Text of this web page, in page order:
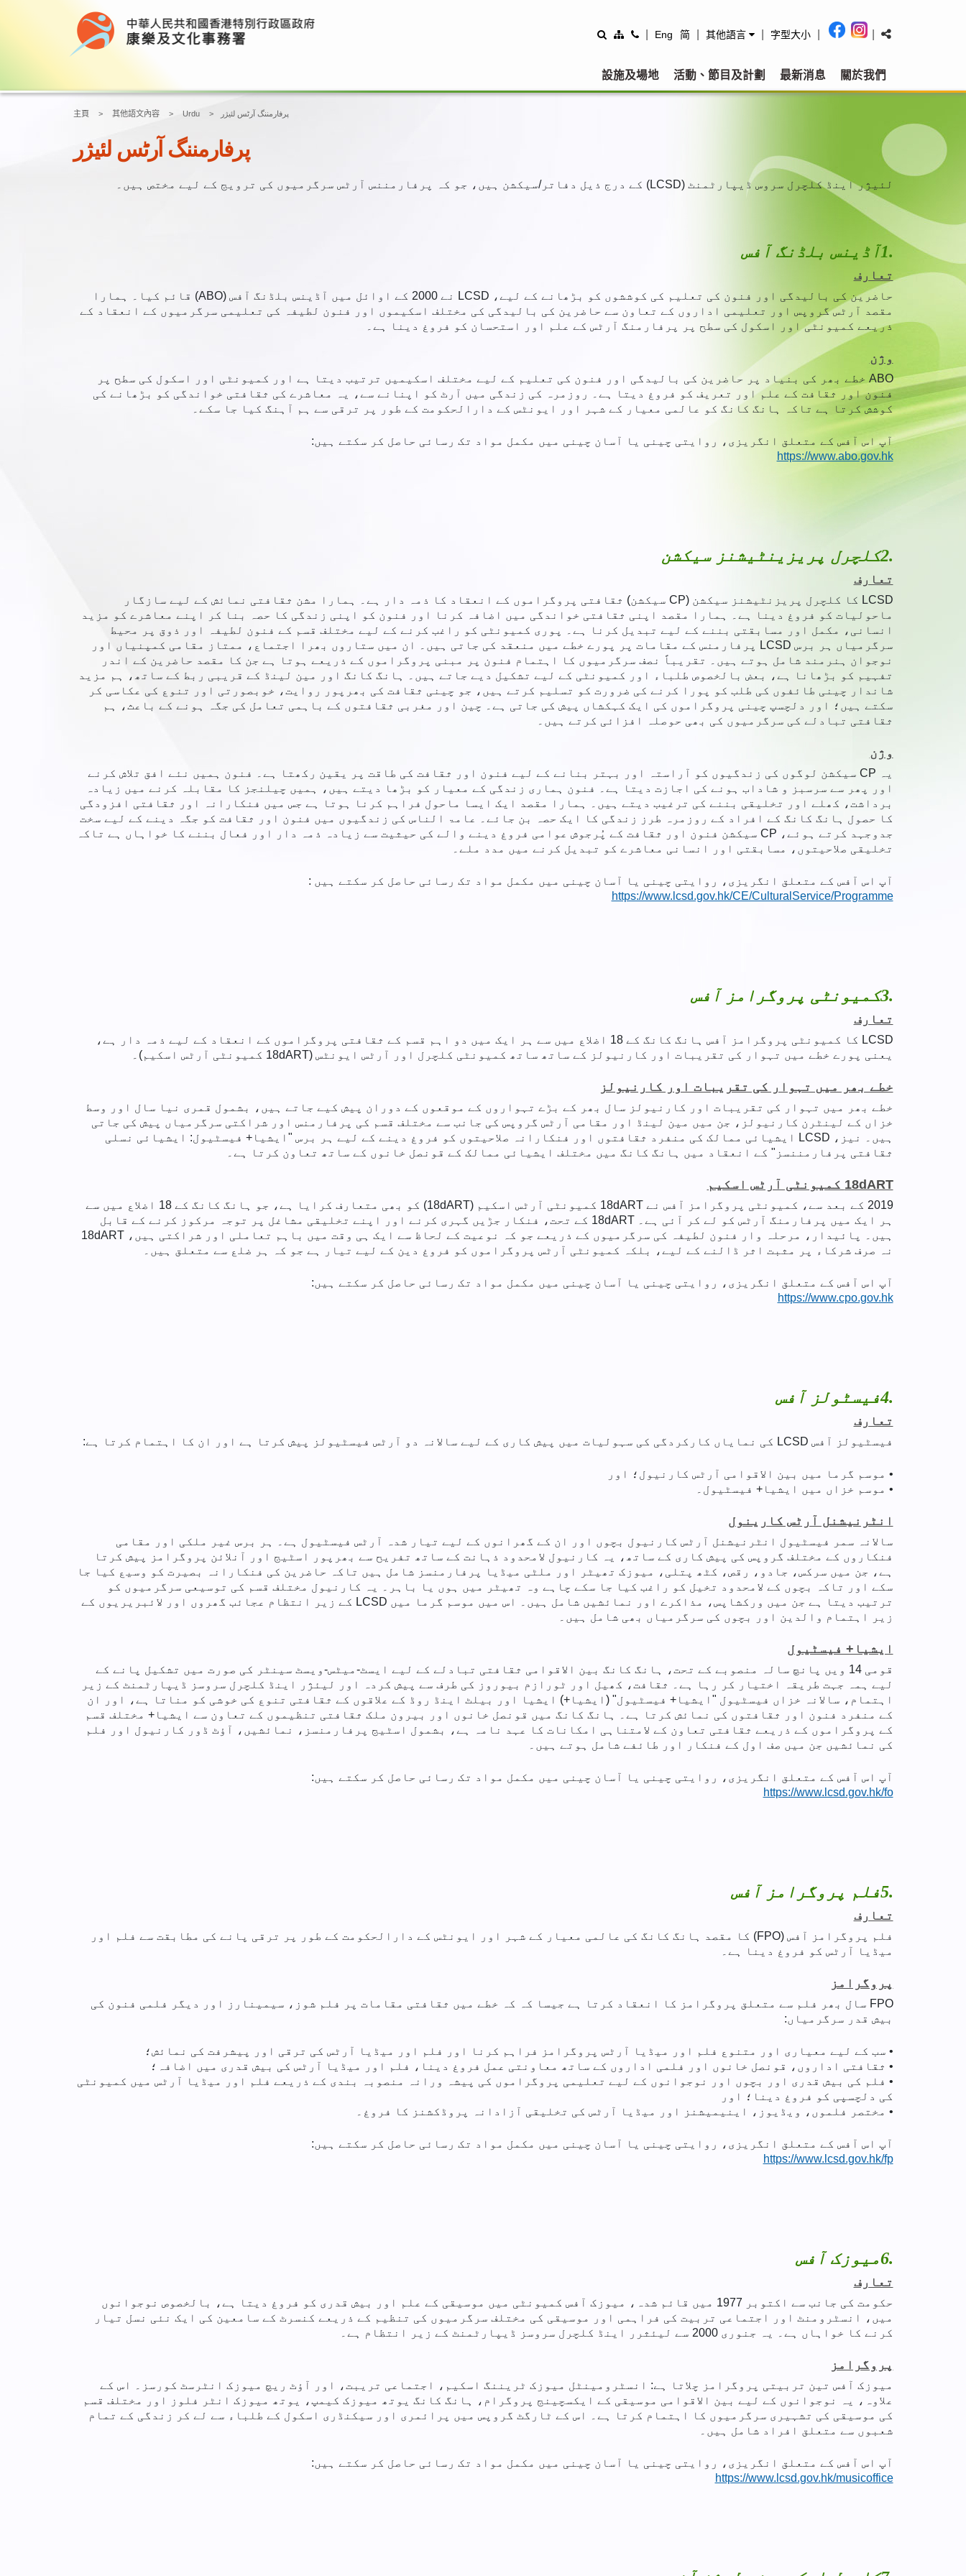
Eng 简 其他語言 字型大小
設施及場地 活動、節目及計劃 最新消息 關於我們
主頁 其他語文內容 Urdu پرفارمننگ آرٹس لئیژر
پرفارمننگ آرٹس لئیژر
لئیژر اینڈ کلچرل سروس ڈیپارٹمنٹ (LCSD) کے درج ذیل دفاتر/سیکشن ہیں، جو کہ پرفارمننس آرٹس سرگرمیوں کی ترویج کے لیے مختص ہیں۔
آڈینس بلڈنگ آفس1.
تعارف
حاضرین کی بالیدگی اور فنون کی تعلیم کی کوششوں کو بڑھانے کے لیے، LCSD نے 2000 کے اوائل میں آڈینس بلڈنگ آفس (ABO) قائم کیا۔ ہمارا
مقصد آرٹس گروپس اور تعلیمی اداروں کے تعاون سے حاضرین کی بالیدگی کی مختلف اسکیموں اور فنون لطیفہ کی تعلیمی سرگرمیوں کے انعقاد کے
ذریعے کمیونٹی اور اسکول کی سطح پر پرفارمنگ آرٹس کے علم اور استحسان کو فروغ دینا ہے۔
وژن
ABO خطے بھر کی بنیاد پر حاضرین کی بالیدگی اور فنون کی تعلیم کے لیے مختلف اسکیمیں ترتیب دیتا ہے اور کمیونٹی اور اسکول کی سطح پر
فنون اور ثقافت کے علم اور تعریف کو فروغ دیتا ہے۔ روزمرہ کی زندگی میں آرٹ کو اپنانے سے، یہ معاشرے کی ثقافتی خواندگی کو بڑھانے کی
کوشش کرتا ہے تاکہ ہانگ کانگ کو عالمی معیار کے شہر اور ایونٹس کے دارالحکومت کے طور پر ترقی سے ہم آہنگ کیا جا سکے۔
آپ اس آفس کے متعلق انگریزی، روایتی چینی یا آسان چینی میں مکمل مواد تک رسائی حاصل کر سکتے ہیں:
https://www.abo.gov.hk
کلچرل پریزینٹیشنز سیکشن2.
تعارف
LCSD کا کلچرل پریزنٹیشنز سیکشن (CP سیکشن) ثقافتی پروگراموں کے انعقاد کا ذمہ دار ہے۔ ہمارا مشن ثقافتی نمائش کے لیے سازگار
ماحولیات کو فروغ دینا ہے۔ ہمارا مقصد اپنی ثقافتی خواندگی میں اضافہ کرنا اور فنون کو اپنی زندگی کا حصہ بنا کر اپنے معاشرے کو مزید
انسانی، مکمل اور مسابقتی بننے کے لیے تبدیل کرنا ہے۔ پوری کمیونٹی کو راغب کرنے کے لیے مختلف قسم کے فنون لطیفہ اور ذوق پر محیط
سرگرمیاں ہر برس LCSD پرفارمنس کے مقامات پر پورے خطے میں منعقد کی جاتی ہیں۔ ان میں ستاروں بھرا اجتماع، ممتاز مقامی کمپنیاں اور
نوجوان ہنرمند شامل ہوتے ہیں۔ تقریباً نصف سرگرمیوں کا اہتمام فنون پر مبنی پروگراموں کے ذریعے ہوتا ہے جن کا مقصد حاضرین کے اندر
تفہیم کو بڑھانا ہے، بعض بالخصوص طلباء اور کمیونٹی کے لیے تشکیل دیے جاتے ہیں۔ ہانگ کانگ اور مین لینڈ کے قریبی ربط کے ساتھ، ہم مزید
شاندار چینی طائفوں کی طلب کو پورا کرنے کی ضرورت کو تسلیم کرتے ہیں، جو چینی ثقافت کی بھرپور روایت، خوبصورتی اور تنوع کی عکاسی کر
سکتے ہیں؛ اور دلچسپ چینی پروگراموں کی ایک کہکشاں پیش کی جاتی ہے۔ چین اور مغربی ثقافتوں کے باہمی تعامل کی جگہ ہونے کے باعث، ہم
ثقافتی تبادلے کی سرگرمیوں کی بھی حوصلہ افزائی کرتے ہیں۔
وژن
یہ CP سیکشن لوگوں کی زندگیوں کو آراستہ اور بہتر بنانے کے لیے فنون اور ثقافت کی طاقت پر یقین رکھتا ہے۔ فنون ہمیں نئے افق تلاش کرنے
اور پھر سے سرسبز و شاداب ہونے کی اجازت دیتا ہے۔ فنون ہماری زندگی کے معیار کو بڑھا دیتے ہیں، ہمیں چیلنجز کا مقابلہ کرنے میں زیادہ
برداشت، کھلے اور تخلیقی بننے کی ترغیب دیتے ہیں۔ ہمارا مقصد ایک ایسا ماحول فراہم کرنا ہوتا ہے جس میں فنکارانہ اور ثقافتی افزودگی
کا حصول ہانگ کانگ کے افراد کے روزمرہ طرز زندگی کا ایک حصہ بن جائے۔ عامۃ الناس کی زندگیوں میں فنون اور ثقافت کو جگہ دینے کے لیے سخت
جدوجہد کرتے ہوئے، CP سیکشن فنون اور ثقافت کے پُرجوش عوامی فروغ دینے والے کی حیثیت سے زیادہ ذمہ دار اور فعال بننے کا خواہاں ہے تاکہ
تخلیقی صلاحیتوں، مسابقتی اور انسانی معاشرے کو تبدیل کرنے میں مدد ملے۔
آپ اس آفس کے متعلق انگریزی، روایتی چینی یا آسان چینی میں مکمل مواد تک رسائی حاصل کر سکتے ہیں :
https://www.lcsd.gov.hk/CE/CulturalService/Programme
کمیونٹی پروگرامز آفس3.
تعارف
LCSD کا کمیونٹی پروگرامز آفس ہانگ کانگ کے 18 اضلاع میں سے ہر ایک میں دو اہم قسم کے ثقافتی پروگراموں کے انعقاد کے لیے ذمہ دار ہے،
یعنی پورے خطے میں تہوار کی تقریبات اور کارنیولز کے ساتھ ساتھ کمیونٹی کلچرل اور آرٹس ایونٹس (18dART کمیونٹی آرٹس اسکیم)۔
خطے بھر میں تہوار کی تقریبات اور کارنیولز
خطے بھر میں تہوار کی تقریبات اور کارنیولز سال بھر کے بڑے تہواروں کے موقعوں کے دوران پیش کیے جاتے ہیں، بشمول قمری نیا سال اور وسط
خزاں کے لینٹرن کارنیولز، جن میں مین لینڈ اور مقامی آرٹس گروپس کی جانب سے مختلف قسم کی پرفارمنس اور شراکتی سرگرمیاں پیش کی جاتی
ہیں۔ نیز، LCSD ایشیائی ممالک کی منفرد ثقافتوں اور فنکارانہ صلاحیتوں کو فروغ دینے کے لیے ہر برس "ایشیا+ فیسٹیول: ایشیائی نسلی
ثقافتی پرفارمننسز" کے انعقاد میں ہانگ کانگ میں مختلف ایشیائی ممالک کے قونصل خانوں کے ساتھ تعاون کرتا ہے۔
18dART کمیونٹی آرٹس اسکیم
2019 کے بعد سے، کمیونٹی پروگرامز آفس نے 18dART کمیونٹی آرٹس اسکیم (18dART) کو بھی متعارف کرایا ہے، جو ہانگ کانگ کے 18 اضلاع میں سے
ہر ایک میں پرفارمنگ آرٹس کو لے کر آئی ہے۔ 18dART کے تحت، فنکار جڑیں گہری کرنے اور اپنے تخلیقی مشاغل پر توجہ مرکوز کرنے کے قابل
ہیں۔ پائیدار، مرحلہ وار فنون لطیفہ کی سرگرمیوں کے ذریعے جو کہ نوعیت کے لحاظ سے ایک ہی وقت میں باہم تعاملی اور شراکتی ہیں، 18dART
نہ صرف شرکاء پر مثبت اثر ڈالنے کے لیے، بلکہ کمیونٹی آرٹس پروگراموں کو فروغ دین کے لیے تیار ہے جو کہ ہر ضلع سے متعلق ہیں۔
آپ اس آفس کے متعلق انگریزی، روایتی چینی یا آسان چینی میں مکمل مواد تک رسائی حاصل کر سکتے ہیں:
https://www.cpo.gov.hk
فیسٹولز آفس4.
تعارف
فیسٹیولز آفس LCSD کی نمایاں کارکردگی کی سہولیات میں پیش کاری کے لیے سالانہ دو آرٹس فیسٹیولز پیش کرتا ہے اور ان کا اہتمام کرتا ہے:
• موسم گرما میں بین الاقوامی آرٹس کارنیول؛ اور
• موسم خزاں میں ایشیا+ فیسٹیول۔
انٹرنیشنل آرٹس کارینول
سالانہ سمر فیسٹیول انٹرنیشنل آرٹس کارنیول بچوں اور ان کے گھرانوں کے لیے تیار شدہ آرٹس فیسٹیول ہے۔ ہر برس غیر ملکی اور مقامی
فنکاروں کے مختلف گروپس کی پیش کاری کے ساتھ، یہ کارنیول لامحدود ذہانت کے ساتھ تفریح سے بھرپور اسٹیج اور آنلائن پروگرامز پیش کرتا
ہے، جن میں سرکس، جادو، رقص، کٹھ پتلی، میوزک تھیٹر اور ملٹی میڈیا پرفارمنسز شامل ہیں تاکہ حاضرین کی فنکارانہ بصیرت کو وسیع کیا جا
سکے اور تاکہ بچوں کے لامحدود تخیل کو راغب کیا جا سکے چاہے وہ تھیٹر میں ہوں یا باہر۔ یہ کارنیول مختلف قسم کی توسیعی سرگرمیوں کو
ترتیب دیتا ہے جن میں ورکشاپس، مذاکرے اور نمائشیں شامل ہیں۔ اس میں موسم گرما میں LCSD کے زیر انتظام عجائب گھروں اور لائبریریوں کے
زیر اہتمام والدین اور بچوں کی سرگرمیاں بھی شامل ہیں۔
ایشیا+ فیسٹیول
قومی 14 ویں پانچ سالہ منصوبے کے تحت، ہانگ کانگ بین الاقوامی ثقافتی تبادلے کے لیے ایسٹ-میٹس-ویسٹ سینٹر کی صورت میں تشکیل پانے کے
لیے ہمہ جہت طریقہ اختیار کر رہا ہے۔ ثقافت، کھیل اور ٹورازم بیوروز کی طرف سے پیش کردہ اور لیئژر اینڈ کلچرل سروسز ڈیپارٹمنٹ کے زیر
اہتمام، سالانہ خزاں فیسٹیول "ایشیا+ فیسٹیول" (ایشیا+) ایشیا اور بیلٹ اینڈ روڈ کے علاقوں کے ثقافتی تنوع کی خوشی کو مناتا ہے، اور ان
کے منفرد فنون اور ثقافتوں کی نمائش کرتا ہے۔ ہانگ کانگ میں قونصل خانوں اور بیرون ملک ثقافتی تنظیموں کے تعاون سے ایشیا+ مختلف قسم
کے پروگراموں کے ذریعے ثقافتی تعاون کے لامتناہی امکانات کا عہد نامہ ہے، بشمول اسٹیج پرفارمنسز، نمائشیں، آؤٹ ڈور کارنیول اور فلم
کی نمائشیں جن میں صف اول کے فنکار اور طائفے شامل ہوتے ہیں۔
آپ اس آفس کے متعلق انگریزی، روایتی چینی یا آسان چینی میں مکمل مواد تک رسائی حاصل کر سکتے ہیں:
https://www.lcsd.gov.hk/fo
فلم پروگرامز آفس5.
تعارف
فلم پروگرامز آفس (FPO) کا مقصد ہانگ کانگ کی عالمی معیار کے شہر اور ایونٹس کے دارالحکومت کے طور پر ترقی پانے کی مطابقت سے فلم اور
میڈیا آرٹس کو فروغ دینا ہے۔
پروگرامز
FPO سال بھر فلم سے متعلق پروگرامز کا انعقاد کرتا ہے جیسا کہ کہ خطے میں ثقافتی مقامات پر فلم شوز، سیمینارز اور دیگر فلمی فنون کی
بیش قدر سرگرمیاں:
• سب کے لیے معیاری اور متنوع فلم اور میڈیا آرٹس پروگرامز فراہم کرنا اور فلم اور میڈیا آرٹس کی ترقی اور پیشرفت کی نمائش؛
• ثقافتی اداروں، قونصل خانوں اور فلمی اداروں کے ساتھ معاونتی عمل فروغ دینا، فلم اور میڈیا آرٹس کی بیش قدری میں اضافہ؛
• فلم کی بیش قدری اور بچوں اور نوجوانوں کے لیے تعلیمی پروگراموں کی پیشہ ورانہ منصوبہ بندی کے ذریعے فلم اور میڈیا آرٹس میں کمیونٹی
کی دلچسپی کو فروغ دینا؛ اور
• مختصر فلموں، ویڈیوز، اینیمیشنز اور میڈیا آرٹس کی تخلیقی آزادانہ پروڈکشنز کا فروغ۔
آپ اس آفس کے متعلق انگریزی، روایتی چینی یا آسان چینی میں مکمل مواد تک رسائی حاصل کر سکتے ہیں:
https://www.lcsd.gov.hk/fp
میوزک آفس6.
تعارف
حکومت کی جانب سے اکتوبر 1977 میں قائم شدہ، میوزک آفس کمیونٹی میں موسیقی کے علم اور بیش قدری کو فروغ دیتا ہے، بالخصوص نوجوانوں
میں، انسٹرومنٹ اور اجتماعی تربیت کی فراہمی اور موسیقی کی مختلف سرگرمیوں کی تنظیم کے ذریعے کنسرٹ کے سامعین کی ایک نئی نسل تیار
کرنے کا خواہاں ہے۔ یہ جنوری 2000 سے لیئثرر اینڈ کلچرل سروسز ڈیپارٹمنٹ کے زیر انتظام ہے۔
پروگرامز
میوزک آفس تین تربیتی پروگرامز چلاتا ہے: انسٹرومینٹل میوزک ٹریننگ اسکیم، اجتماعی تریبت، اور آؤٹ ریچ میوزک انٹرسٹ کورسز۔ اس کے
علاوہ، یہ نوجوانوں کے لیے بین الاقوامی موسیقی کے ایکسچینج پروگرام، ہانگ کانگ یوتھ میوزک کیمپ، یوتھ میوزک انٹر فلوز اور مختلف قسم
کی موسیقی کی تشہیری سرگرمیوں کا اہتمام کرتا ہے۔ اس کے ٹارگٹ گروپس میں پرائمری اور سیکنڈری اسکول کے طلباء سے لے کر زندگی کے تمام
شعبوں سے متعلق افراد شامل ہیں۔
آپ اس آفس کے متعلق انگریزی، روایتی چینی یا آسان چینی میں مکمل مواد تک رسائی حاصل کر سکتے ہیں:
https://www.lcsd.gov.hk/musicoffice